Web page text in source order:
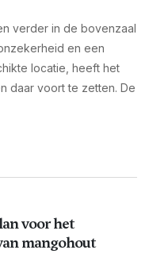
verder in de bovenzaal
en een
locatie, heeft het
daar voort te zetten. De
voor het
mangohout